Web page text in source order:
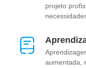
projeto
aumentada,